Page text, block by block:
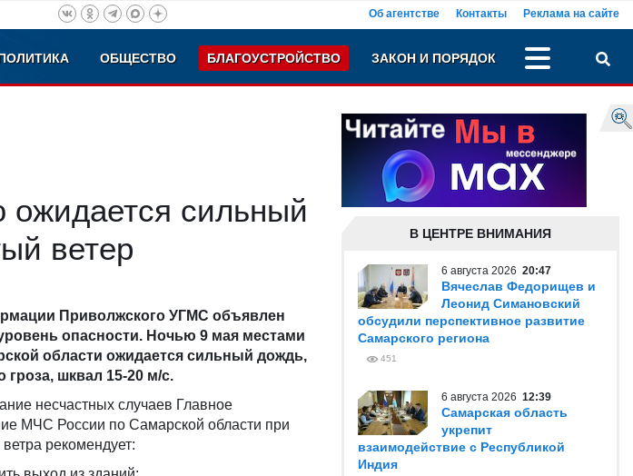
Об агентстве Контакты Реклама на сайте
ОБЩЕСТВО БЛАГОУСТРОЙСТВО ЗАКОН И ПОРЯДОК
ожидается сильный
ветер
Приволжского УГМС объявлен
опасности. Ночью 9 мая местами
области ожидается сильный дождь,
гроза, шквал 15-20 м/с.
несчастных случаев Главное
МЧС России по Самарской области при
рекомендует:
В ЦЕНТРЕ ВНИМАНИЯ
6 августа 2026 20:47
Вячеслав Федорищев и
Леонид Симановский
обсудили перспективное развитие
Самарского региона
451
6 августа 2026 12:39
Самарская область
укрепит
взаимодействие с Республикой
Индия